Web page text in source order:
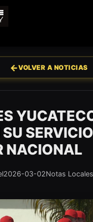
←VOLVER A NOTICIAS
SERVICIO
NACIONAL
2026-03-02Notas Locales